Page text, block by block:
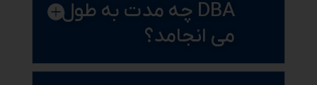
DBA چه مدت به طول
می انجامد؟